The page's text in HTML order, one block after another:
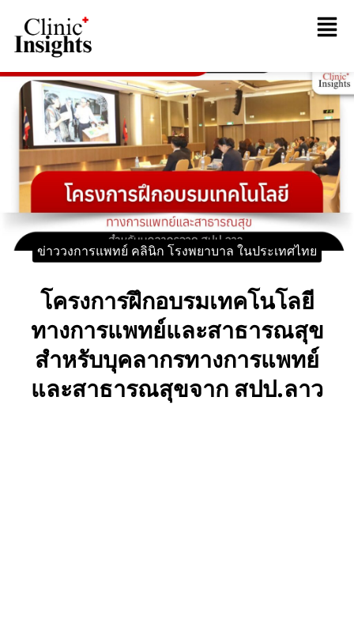
ข่าววงการแพทย์ คลินิก โรงพยาบาล ในประเทศไทย
โครงการฝึกอบรมเทคโนโลยี
ทางการแพทย์และสาธารณสุข
สำหรับบุคลากรทางการแพทย์
และสาธารณสุขจาก สปป.ลาว